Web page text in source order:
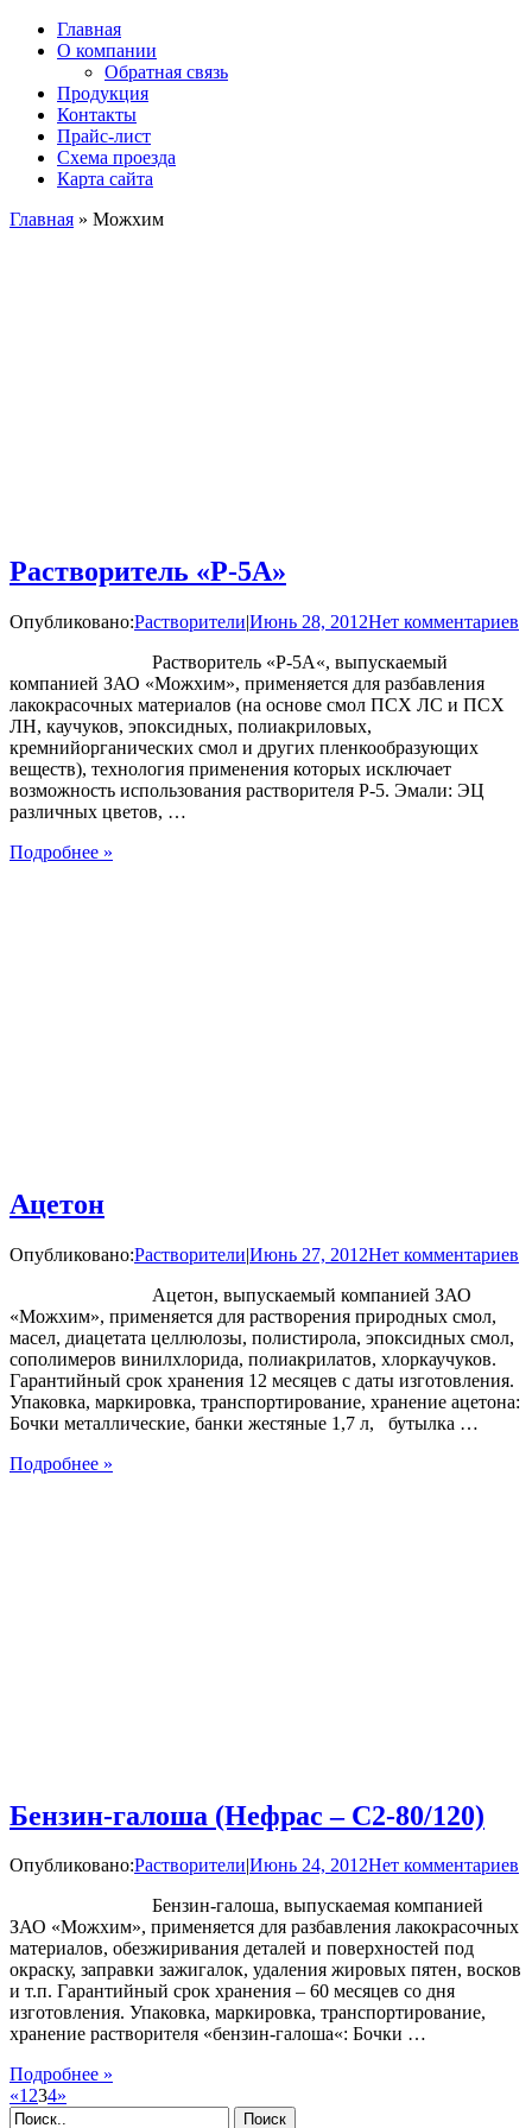
Главная
О компании
Обратная связь
Продукция
Контакты
Прайс-лист
Схема проезда
Карта сайта
Главная » Можхим
Растворитель «Р-5А»
Опубликовано:Растворители|Июнь 28, 2012Нет комментариев
Растворитель «Р-5А«, выпускаемый
компанией ЗАО «Можхим», применяется для разбавления
лакокрасочных материалов (на основе смол ПСХ ЛС и ПСХ
ЛН, каучуков, эпоксидных, полиакриловых,
кремнийорганических смол и других пленкообразующих
веществ), технология применения которых исключает
возможность использования растворителя Р-5. Эмали: ЭЦ
различных цветов, …
Подробнее »
Ацетон
Опубликовано:Растворители|Июнь 27, 2012Нет комментариев
Ацетон, выпускаемый компанией ЗАО
«Можхим», применяется для растворения природных смол,
масел, диацетата целлюлозы, полистирола, эпоксидных смол,
сополимеров винилхлорида, полиакрилатов, хлоркаучуков.
Гарантийный срок хранения 12 месяцев с даты изготовления.
Упаковка, маркировка, транспортирование, хранение ацетона:
Бочки металлические, банки жестяные 1,7 л, бутылка …
Подробнее »
Бензин-галоша (Нефрас – С2-80/120)
Опубликовано:Растворители|Июнь 24, 2012Нет комментариев
Бензин-галоша, выпускаемая компанией
ЗАО «Можхим», применяется для разбавления лакокрасочных
материалов, обезжиривания деталей и поверхностей под
окраску, заправки зажигалок, удаления жировых пятен, восков
и т.п. Гарантийный срок хранения – 60 месяцев со дня
изготовления. Упаковка, маркировка, транспортирование,
хранение растворителя «бензин-галоша«: Бочки …
Подробнее »
«1234»
Поиск